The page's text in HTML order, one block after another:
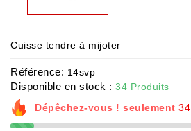
Cuisse tendre à mijoter
Référence: 14svp
Disponible en stock : 34 Produits
Dépêchez-vous ! seulement 34